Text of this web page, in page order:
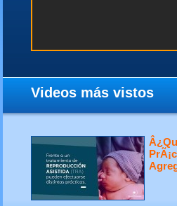
Videos más vistos